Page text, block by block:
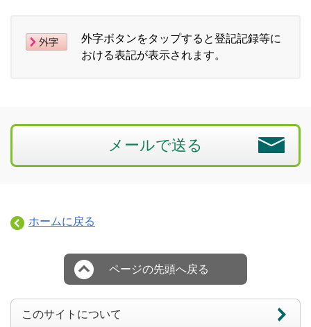
外字ボタンをタップすると登記記録等に
おける表記が表示されます。
メールで送る
ホームに戻る
ページの先頭へ戻る
このサイトについて